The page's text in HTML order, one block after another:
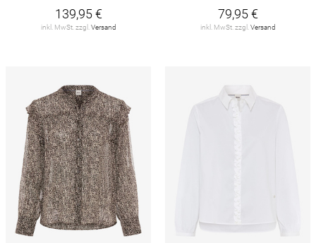
139,95 €
inkl. MwSt. zzgl.Versand
79,95 €
inkl. MwSt. zzgl.Versand